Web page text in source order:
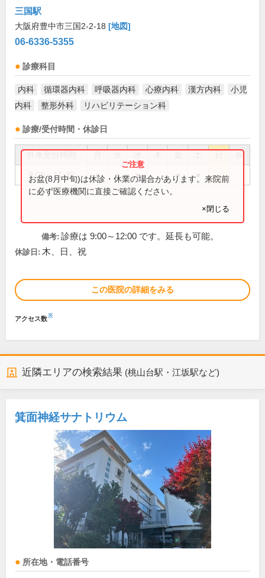
三国駅
大阪府豊中市三国2-2-18 [地図]
06-6336-5355
診療科目
内科 循環器内科 呼吸器内科 心療内科 漢方内科
小児
内科
整形外科 リハビリテーション科
診療/受付時間・休診日
祝
9:00～11:30 ● ● ● ●
お盆(8月中旬)は休診・休業の場合があります。来院前
に必ず医療機関に直接ご確認ください。
×閉じる
備考: 診療は 9:00～12:00 です。延長も可能。
休診日: 木、日、祝
この医院の詳細をみる
アクセス数※
近隣エリアの検索結果 (桃山台駅・江坂駅など)
箕面神経サナトリウム
所在地・電話番号